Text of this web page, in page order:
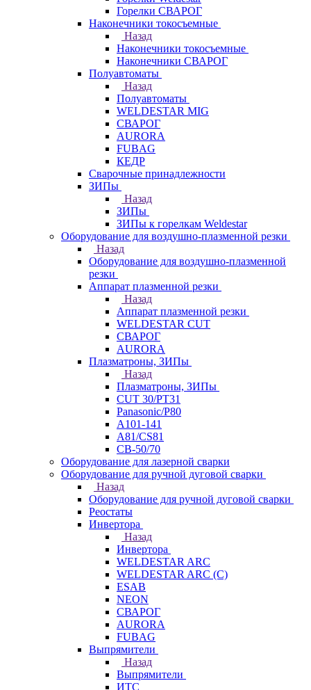
Горелки СВАРОГ
Наконечники токосъемные
Назад
Наконечники токосъемные
Наконечники СВАРОГ
Полуавтоматы
Назад
Полуавтоматы
WELDESTAR MIG
СВАРОГ
AURORA
FUBAG
КЕДР
Сварочные принадлежности
ЗИПы
Назад
ЗИПы
ЗИПы к горелкам Weldestar
Оборудование для воздушно-плазменной резки
Назад
Оборудование для воздушно-плазменной
резки
Аппарат плазменной резки
Назад
Аппарат плазменной резки
WELDESTAR CUT
СВАРОГ
AURORA
Плазматроны, ЗИПы
Назад
Плазматроны, ЗИПы
CUT 30/PT31
Panasonic/P80
А101-141
А81/CS81
СВ-50/70
Оборудование для лазерной сварки
Оборудование для ручной дуговой сварки
Назад
Оборудование для ручной дуговой сварки
Реостаты
Инвертора
Назад
Инвертора
WELDESTAR ARC
WELDESTAR ARC (С)
ESAB
NEON
СВАРОГ
AURORA
FUBAG
Выпрямители
Назад
Выпрямители
ИТС